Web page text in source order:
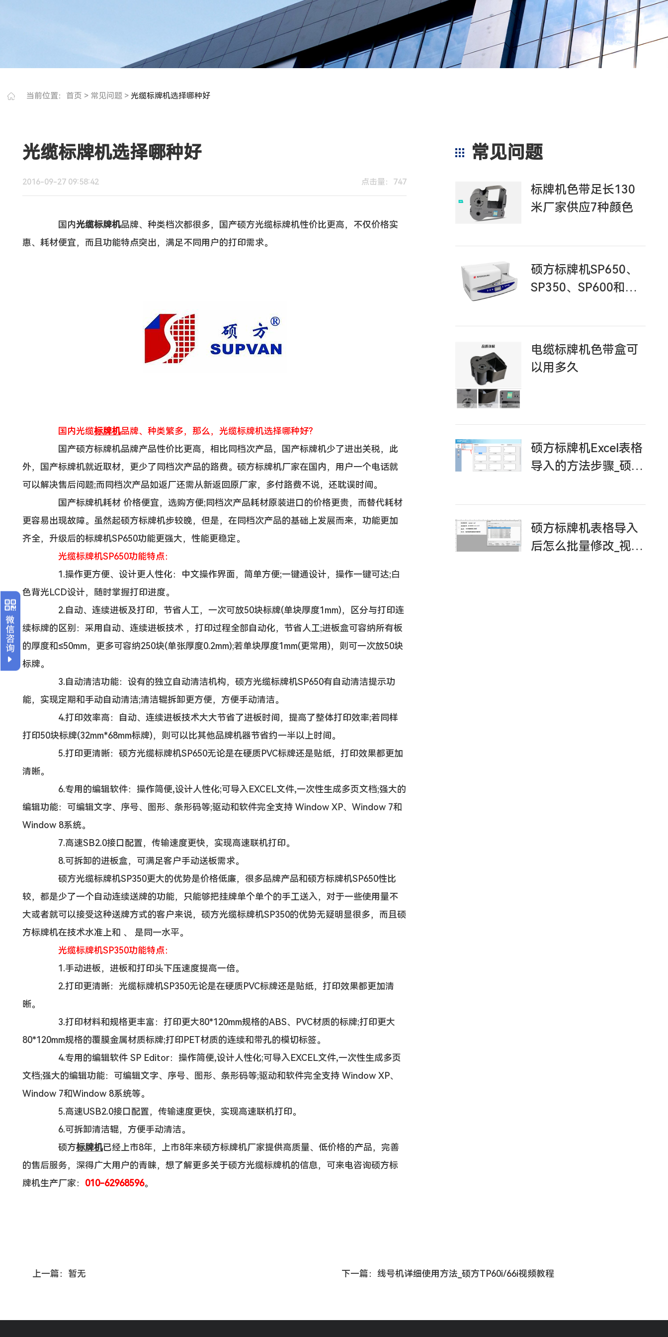
当前位置： 首页 > 常见问题 > 光缆标牌机选择哪种好
光缆标牌机选择哪种好
2016-09-27 09:58:42 点击量：747
国内光缆标牌机品牌、种类档次都很多，国产硕方光缆标牌机性价比更高，不仅价格实
惠、耗材便宜，而且功能特点突出，满足不同用户的打印需求。
国内光缆标牌机品牌、种类繁多，那么，光缆标牌机选择哪种好?
国产硕方标牌机品牌产品性价比更高，相比同档次产品，国产标牌机少了进出关税，此
外，国产标牌机就近取材，更少了同档次产品的路费。硕方标牌机厂家在国内，用户一个电话就
可以解决售后问题;而同档次产品如返厂还需从新返回原厂家，多付路费不说，还耽误时间。
国产标牌机耗材 价格便宜，选购方便;同档次产品耗材原装进口的价格更贵，而替代耗材
更容易出现故障。虽然起硕方标牌机步较晚，但是，在同档次产品的基础上发展而来，功能更加
齐全，升级后的标牌机SP650功能更强大，性能更稳定。
光缆标牌机SP650功能特点：
1.操作更方便、设计更人性化：中文操作界面，简单方便;一键通设计，操作一键可达;白
色背光LCD设计，随时掌握打印进度。
2.自动、连续进板及打印，节省人工，一次可放50块标牌(单块厚度1mm)，区分与打印连
续标牌的区别：采用自动、连续进板技术 ，打印过程全部自动化，节省人工;进板盒可容纳所有板
的厚度和≤50mm，更多可容纳250块(单张厚度0.2mm);若单块厚度1mm(更常用)，则可一次放50块
标牌。
3.自动清洁功能：设有的独立自动清洁机构，硕方光缆标牌机SP650有自动清洁提示功
能，实现定期和手动自动清洁;清洁辊拆卸更方便，方便手动清洁。
4.打印效率高：自动、连续进板技术大大节省了进板时间，提高了整体打印效率;若同样
打印50块标牌(32mm*68mm标牌)，则可以比其他品牌机器节省约一半以上时间。
5.打印更清晰：硕方光缆标牌机SP650无论是在硬质PVC标牌还是贴纸，打印效果都更加
清晰。
6.专用的编辑软件：操作简便,设计人性化;可导入EXCEL文件,一次性生成多页文档;强大的
编辑功能：可编辑文字、序号、图形、条形码等;驱动和软件完全支持 Window XP、Window 7和
Window 8系统。
7.高速SB2.0接口配置，传输速度更快，实现高速联机打印。
8.可拆卸的进板盒，可满足客户手动送板需求。
硕方光缆标牌机SP350更大的优势是价格低廉，很多品牌产品和硕方标牌机SP650性比
较，都是少了一个自动连续送牌的功能，只能够把挂牌单个单个的手工送入，对于一些使用量不
大或者就可以接受这种送牌方式的客户来说，硕方光缆标牌机SP350的优势无疑明显很多，而且硕
方标牌机在技术水准上和 、 是同一水平。
光缆标牌机SP350功能特点：
1.手动进板，进板和打印头下压速度提高一倍。
2.打印更清晰：光缆标牌机SP350无论是在硬质PVC标牌还是贴纸，打印效果都更加清
晰。
3.打印材料和规格更丰富：打印更大80*120mm规格的ABS、PVC材质的标牌;打印更大
80*120mm规格的覆膜金属材质标牌;打印PET材质的连续和带孔的模切标签。
4.专用的编辑软件 SP Editor：操作简便,设计人性化;可导入EXCEL文件,一次性生成多页
文档;强大的编辑功能：可编辑文字、序号、图形、条形码等;驱动和软件完全支持 Window XP、
Window 7和Window 8系统等。
5.高速USB2.0接口配置，传输速度更快，实现高速联机打印。
6.可拆卸清洁辊，方便手动清洁。
硕方标牌机已经上市8年，上市8年来硕方标牌机厂家提供高质量、低价格的产品，完善
的售后服务，深得广大用户的青睐，想了解更多关于硕方光缆标牌机的信息，可来电咨询硕方标
牌机生产厂家： 010-62968596。
常见问题
标牌机色带足长130
米厂家供应7种颜色
硕方标牌机SP650、
SP350、SP600和
汇总
电缆标牌机色带盒可
以用多久
硕方标牌机Excel表格
导入的方法步骤_硕方
硕方标牌机表格导入
后怎么批量修改_视频
上一篇：暂无 下一篇：线号机详细使用方法_硕方TP60i/66i视频教程